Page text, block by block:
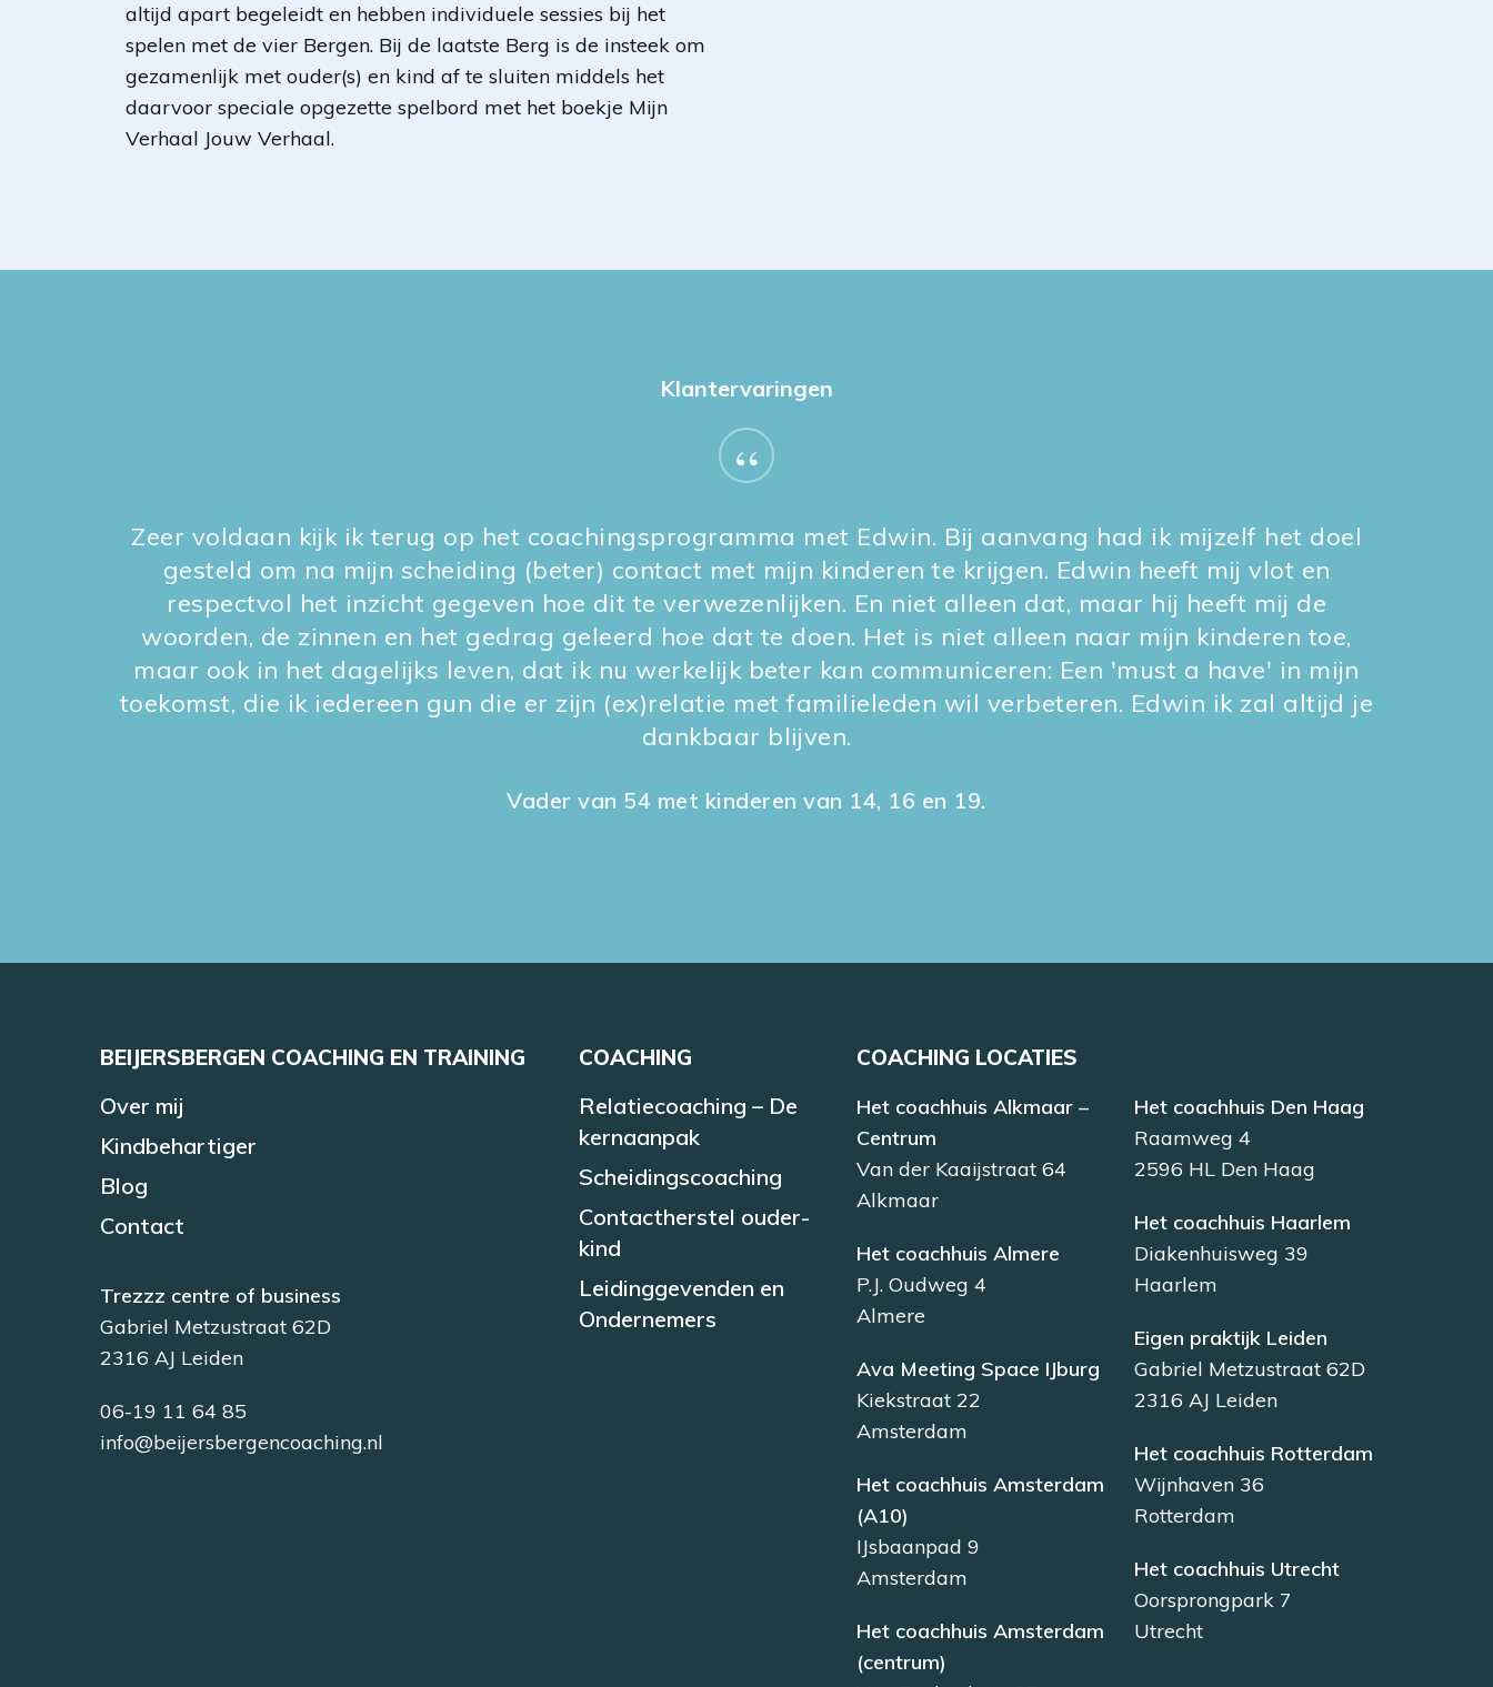
altijd apart begeleidt en hebben individuele sessies bij het
spelen met de vier Bergen. Bij de laatste Berg is de insteek om
gezamenlijk met ouder(s) en kind af te sluiten middels het
daarvoor speciale opgezette spelbord met het boekje Mijn
Verhaal Jouw Verhaal.
Klantervaringen
“
Zeer voldaan kijk ik terug op het coachingsprogramma met Edwin. Bij aanvang had ik mijzelf het doel
gesteld om na mijn scheiding (beter) contact met mijn kinderen te krijgen. Edwin heeft mij vlot en
respectvol het inzicht gegeven hoe dit te verwezenlijken. En niet alleen dat, maar hij heeft mij de
woorden, de zinnen en het gedrag geleerd hoe dat te doen. Het is niet alleen naar mijn kinderen toe,
maar ook in het dagelijks leven, dat ik nu werkelijk beter kan communiceren: Een 'must a have' in mijn
toekomst, die ik iedereen gun die er zijn (ex)relatie met familieleden wil verbeteren. Edwin ik zal altijd je
dankbaar blijven.
Vader van 54 met kinderen van 14, 16 en 19.
BEIJERSBERGEN COACHING EN TRAINING
Over mij
Kindbehartiger
Blog
Contact
Trezzz centre of business
Gabriel Metzustraat 62D
2316 AJ Leiden
06-19 11 64 85
info@beijersbergencoaching.nl
COACHING
Relatiecoaching – De
kernaanpak
Scheidingscoaching
Contactherstel ouder-
kind
Leidinggevenden en
Ondernemers
COACHING LOCATIES
Het coachhuis Alkmaar –
Centrum
Van der Kaaijstraat 64
Alkmaar
Het coachhuis Almere
P.J. Oudweg 4
Almere
Ava Meeting Space IJburg
Kiekstraat 22
Amsterdam
Het coachhuis Amsterdam
(A10)
IJsbaanpad 9
Amsterdam
Het coachhuis Amsterdam
(centrum)
Het coachhuis Den Haag
Raamweg 4
2596 HL Den Haag
Het coachhuis Haarlem
Diakenhuisweg 39
Haarlem
Eigen praktijk Leiden
Gabriel Metzustraat 62D
2316 AJ Leiden
Het coachhuis Rotterdam
Wijnhaven 36
Rotterdam
Het coachhuis Utrecht
Oorsprongpark 7
Utrecht